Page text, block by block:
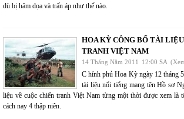
dù bị hăm dọa và trấn áp như thế nào.
HOA KỲ CÔNG BỐ TÀI
TRANH VIỆT NAM
14 Tháng Năm 2011 12:00 SA
C hính phủ Hoa Kỳ ngày 12 tháng
tài liệu nổi tiếng mang tên Hồ sơ
liệu về cuộc chiến tranh Việt Nam từng một thời được xem là
cách nay 4 thập niên.